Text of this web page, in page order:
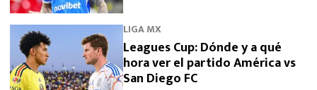
LIGA MX
Leagues Cup: Dónde y a qué
hora ver el partido América vs
San Diego FC